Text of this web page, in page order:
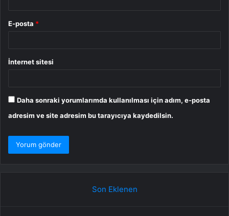
E-posta *
İnternet sitesi
Daha sonraki yorumlarımda kullanılması için adım, e-posta
adresim ve site adresim bu tarayıcıya kaydedilsin.
Son Eklenen